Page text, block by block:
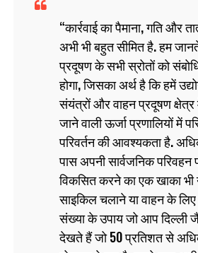
कार्रवाई का पैमाना, गति और
अभी भी बहुत सीमित है. हम
प्रदूषण के सभी स्रोतों को
होगा, जिसका अर्थ है कि हमें
संयंत्रों और वाहन प्रदूषण क्षेत्र
जाने वाली ऊर्जा प्रणालियों में
परिवर्तन की आवश्यकता है.
पास अपनी सार्वजनिक परिवहन
विकसित करने का एक खाका
साइकिल चलाने या वाहन के
संख्या के उपाय जो आप दिल्ली
देखते हैं जो 50 प्रतिशत से